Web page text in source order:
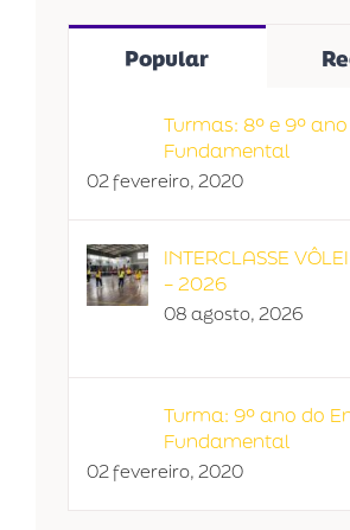
Popular
Turmas: 8º e 9º
Fundamental
02 fevereiro, 2020
INTERCLASSE
– 2026
08 agosto, 2026
Turma: 9º ano do
Fundamental
02 fevereiro, 2020